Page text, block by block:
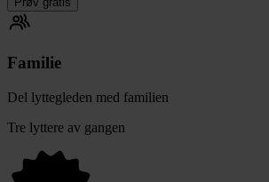
Familie
Del lyttegleden med familien
Tre lyttere av gangen